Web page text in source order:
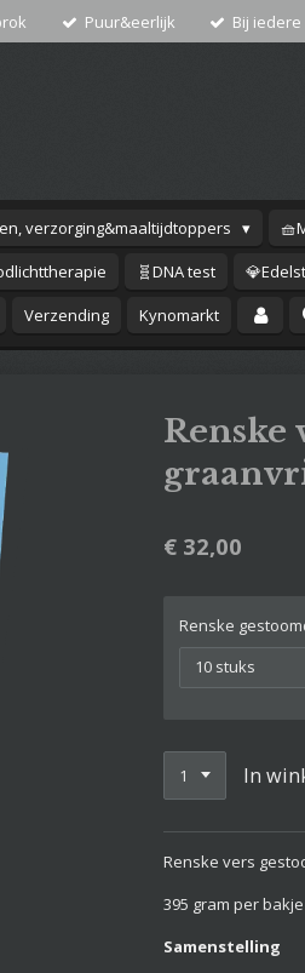
Puur&eerlijk Bij
verzorging&maaltijdtoppers
🧬DNA test
Verzending Kynomarkt
Renske
€ 32,00
Renske
In
Renske vers
395 gram per bakje
Samenstelling